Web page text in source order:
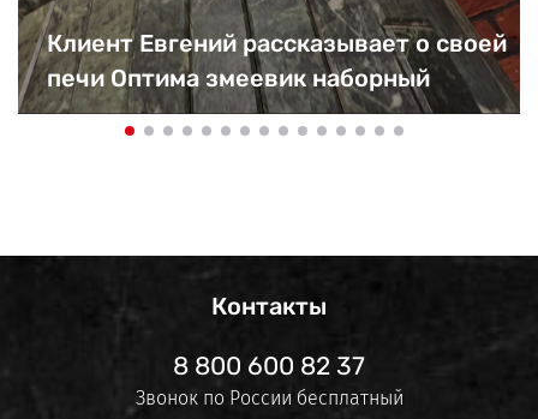
Клиент Евгений рассказывает о своей
печи Оптима змеевик наборный
Контакты
8 800 600 82 37
Звонок по России бесплатный